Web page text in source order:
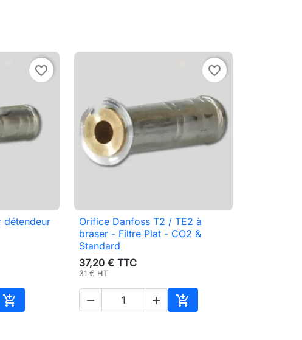
favorite_border
détendeur

Ajouter au panier
favorite_border
 Aperçu rapide
Orifice Danfoss T2 / TE2 à
braser - Filtre Plat - CO2 &
Standard
37,20 € TTC
31 € HT
  
Ajouter au panier